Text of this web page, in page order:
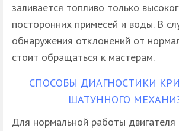
заливается топливо только
посторонних примесей и воды. В
обнаружения отклонений от
стоит обращаться к мастерам.
СПОСОБЫ ДИАГНОСТИКИ
ШАТУННОГО
Для нормальной работы двигателя